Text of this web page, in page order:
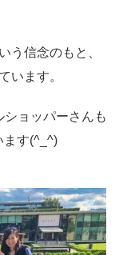
う信念のもと、
います。
ョッパーさんも
ます(^_^)